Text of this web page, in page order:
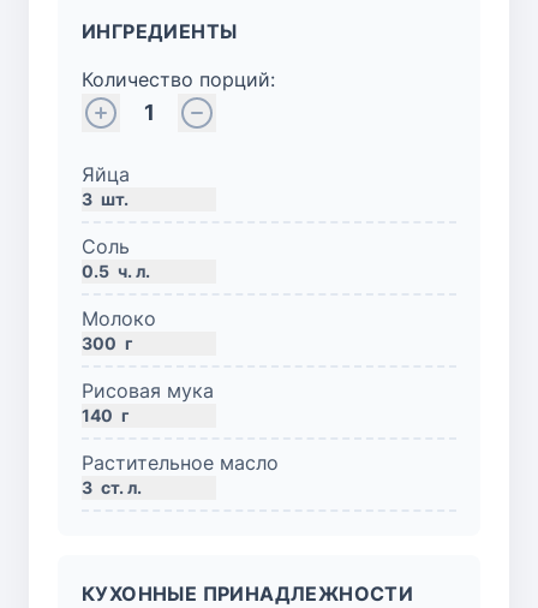
ИНГРЕДИЕНТЫ
Количество порций:
1
Яйца
3 шт.
Соль
0.5 ч. л.
Молоко
300 г
Рисовая мука
140 г
Растительное масло
3 ст. л.
КУХОННЫЕ ПРИНАДЛЕЖНОСТИ